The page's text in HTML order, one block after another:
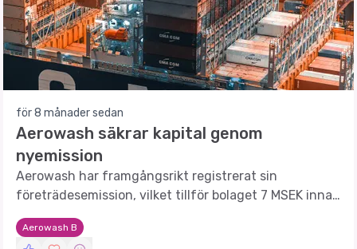
för 8 månader sedan
Aerowash säkrar kapital genom
nyemission
Aerowash har framgångsrikt registrerat sin
företrädesemission, vilket tillför bolaget 7 MSEK innan
kostnader.
Aerowash B